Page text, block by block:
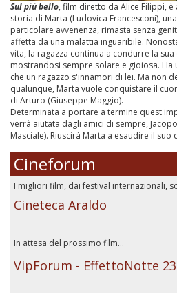
Sul più bello, film diretto da Alice Filippi, è
storia di Marta (Ludovica Francesconi),
particolare avvenenza, rimasta senza
affetta da una malattia inguaribile.
vita, la ragazza continua a condurre la
mostrandosi sempre solare e gioiosa. Ha
che un ragazzo s'innamori di lei. Ma non
qualunque, Marta vuole conquistare il
di Arturo (Giuseppe Maggio).
Determinata a portare a termine
verrà aiutata dagli amici di sempre,
Masciale). Riuscirà Marta a esaudire il suo
Cineforum
I migliori film, dai festival internazionali,
Cineteca Araldo
In attesa del prossimo film...
VipForum - EffettoNotte